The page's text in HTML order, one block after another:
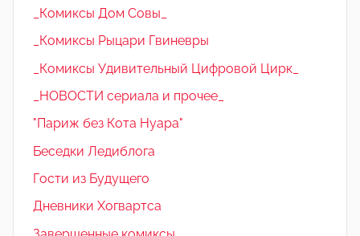
_Комиксы Дом Совы_
_Комиксы Рыцари Гвиневры
_Комиксы Удивительный Цифровой Цирк_
_НОВОСТИ сериала и прочее_
"Париж без Кота Нуара"
Беседки Ледиблога
Гости из Будущего
Дневники Хогвартса